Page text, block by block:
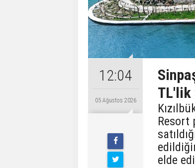
12:04
05 Ağustos 2026
TL'lik
Resort
elde